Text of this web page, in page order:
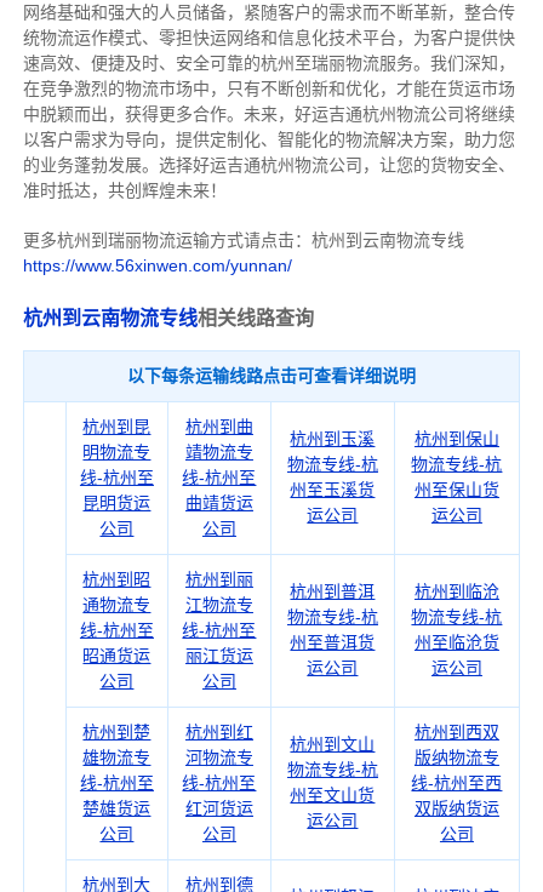
网络基础和强大的人员储备，紧随客户的需求而不断革新，整合传
统物流运作模式、零担快运网络和信息化技术平台，为客户提供快
速高效、便捷及时、安全可靠的杭州至瑞丽物流服务。 我们深知，
在竞争激烈的物流市场中，只有不断创新和优化，才能在货运市场
中脱颖而出，获得更多合作。 未来，好运吉通杭州物流公司将继续
以客户需求为导向，提供定制化、智能化的物流解决方案，助力您
的业务蓬勃发展。选择好运吉通杭州物流公司，让您的货物安全、
准时抵达，共创辉煌未来！
更多杭州到瑞丽物流运输方式请点击：杭州到云南物流专线
https://www.56xinwen.com/yunnan/
杭州到云南物流专线相关线路查询
以下每条运输线路点击可查看详细说明
杭州到昆
明物流专
线-杭州至
昆明货运
公司
杭州到曲
靖物流专
线-杭州至
曲靖货运
公司
杭州到玉溪
物流专线-杭
州至玉溪货
运公司
杭州到保山
物流专线-杭
州至保山货
运公司
杭州到昭
通物流专
线-杭州至
昭通货运
公司
杭州到丽
江物流专
线-杭州至
丽江货运
公司
杭州到普洱
物流专线-杭
州至普洱货
运公司
杭州到临沧
物流专线-杭
州至临沧货
运公司
杭州到楚
雄物流专
线-杭州至
楚雄货运
公司
杭州到红
河物流专
线-杭州至
红河货运
公司
杭州到文山
物流专线-杭
州至文山货
运公司
杭州到西双
版纳物流专
线-杭州至西
双版纳货运
公司
杭州到大
杭州到德